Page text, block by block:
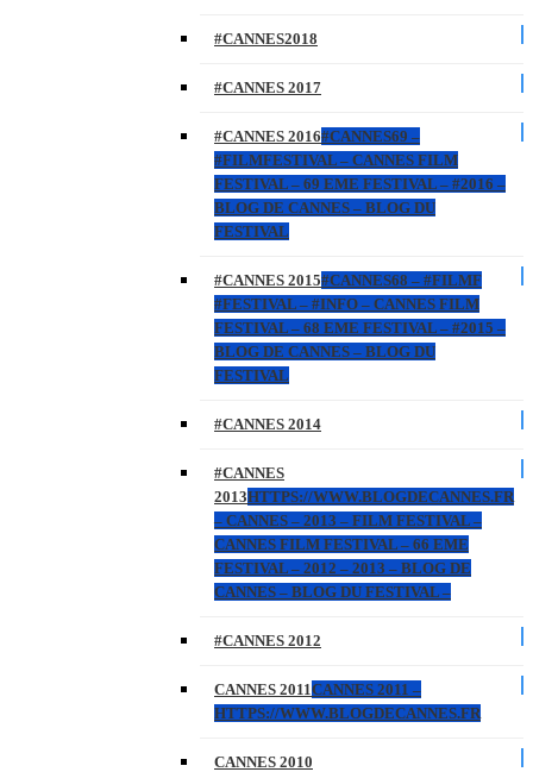
#CANNES2018
#CANNES 2017
#CANNES 2016#CANNES69 –
#FILMFESTIVAL – CANNES FILM
FESTIVAL – 69 EME FESTIVAL – #2016 –
BLOG DE CANNES – BLOG DU
FESTIVAL
#CANNES 2015#CANNES68 – #FILMF
#FESTIVAL – #INFO – CANNES FILM
FESTIVAL – 68 EME FESTIVAL – #2015 –
BLOG DE CANNES – BLOG DU
FESTIVAL
#CANNES 2014
#CANNES
2013HTTPS://WWW.BLOGDECANNES.FR
– CANNES – 2013 – FILM FESTIVAL –
CANNES FILM FESTIVAL – 66 EME
FESTIVAL – 2012 – 2013 – BLOG DE
CANNES – BLOG DU FESTIVAL –
#CANNES 2012
CANNES 2011CANNES 2011 –
HTTPS://WWW.BLOGDECANNES.FR
CANNES 2010